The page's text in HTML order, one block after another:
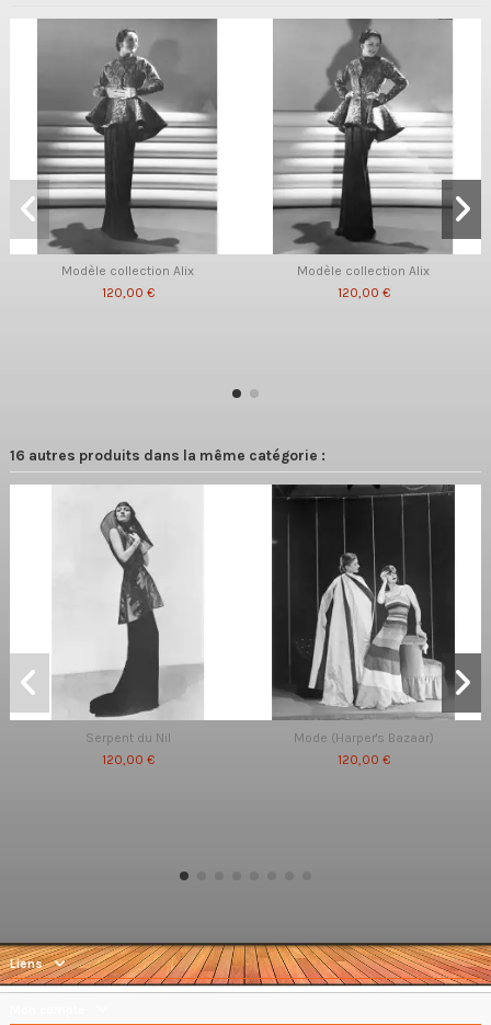
Modèle collection Alix
120,00 €
Modèle collection Alix
120,00 €
16 autres produits dans la même catégorie :
Serpent du Nil
120,00 €
Mode (Harper's Bazaar)
120,00 €
Liens